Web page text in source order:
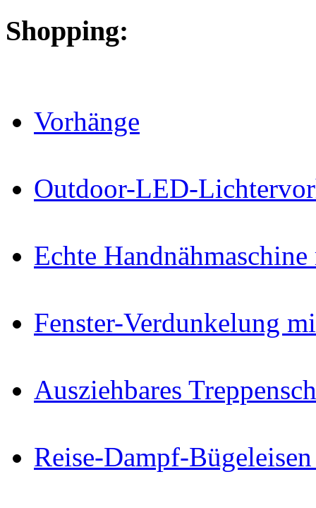
Shopping:
Vorhänge
Outdoor-LED-
Echte
Fenster-Verdunkelung
Ausziehbares
Reise-Dampf-